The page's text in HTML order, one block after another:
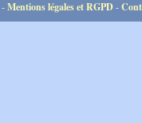
-Mentions légales et RGPD-